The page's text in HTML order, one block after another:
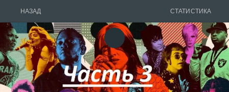
НАЗАД СТАТИСТИКА